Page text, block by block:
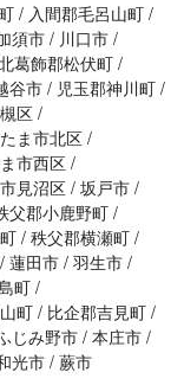
入間郡毛呂山町
須市
川口市
葛飾郡松伏町
谷市
児玉郡神川町
区
ま市北区
市西区
見沼区 坂戸市
父郡小鹿野町
秩父郡横瀬町
蓮田市 羽生市
町
町
比企郡吉見町
じみ野市 本庄市
光市 蕨市